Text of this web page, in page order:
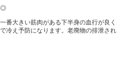
◎
番大きい筋肉がある下半身の血行が良く
冷え予防になります。老廃物の排泄され